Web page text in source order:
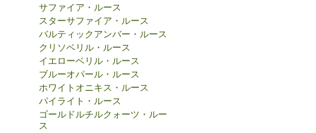
サファイア・ルース
スターサファイア・ルース
バルティックアンバー・ルース
クリソベリル・ルース
イエローベリル・ルース
ブルーオパール・ルース
ホワイトオニキス・ルース
パイライト・ルース
ゴールドルチルクォーツ・ルー
ス